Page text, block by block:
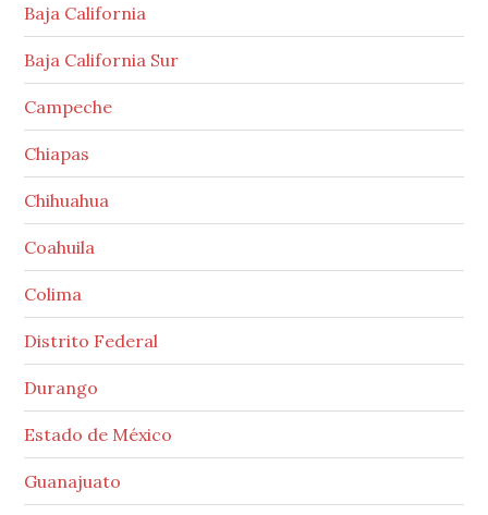
Baja California
Baja California Sur
Campeche
Chiapas
Chihuahua
Coahuila
Colima
Distrito Federal
Durango
Estado de México
Guanajuato